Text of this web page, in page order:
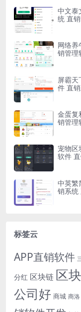
中文泰
统 直
网络养
销管理
屏霸
件 直
金蛋复
销管理
宠物区
软件
中英繁
销系统
标签云
APP直销软件
分红 区块链 区
公司好 商城 商洛